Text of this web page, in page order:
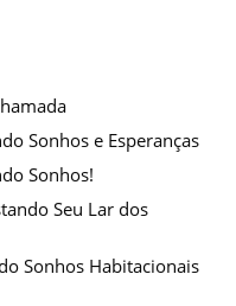
Sonhos e Esperanças
Sonhos!
Seu Lar dos
Sonhos Habitacionais